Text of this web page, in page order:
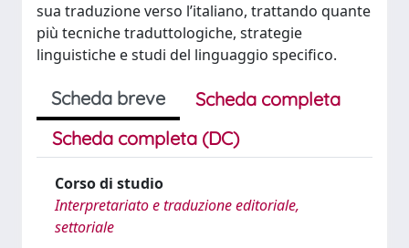
sua traduzione verso l’italiano, trattando quante
più tecniche traduttologiche, strategie
linguistiche e studi del linguaggio specifico.
Scheda breve
Scheda completa
Scheda completa (DC)
Corso di studio
Interpretariato e traduzione editoriale,
settoriale